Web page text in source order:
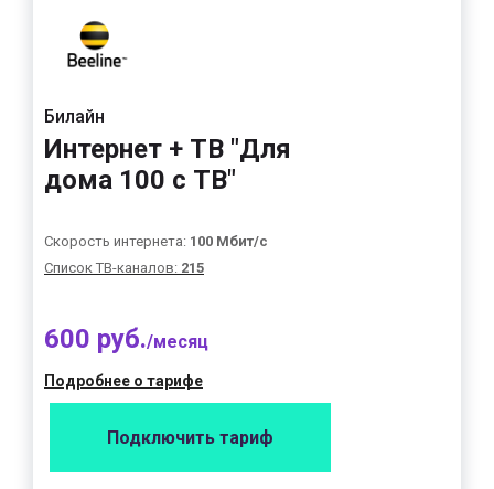
Билайн
Интернет + ТВ "Для
дома 100 с ТВ"
Скорость интернета: 100 Мбит/с
Список ТВ-каналов: 215
600 руб./месяц
Подробнее о тарифе
Подключить тариф